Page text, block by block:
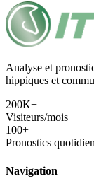
Analyse et
hippiques et
200K+
Visiteurs/mois
100+
Pronostics
Navigation